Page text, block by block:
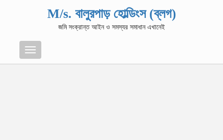
M/s. বালুরপাড় হোল্ডিংস (ব্লগ)
জমি সংক্রান্ত আইন ও সমস্যর সমাধান এখানেই
Menu